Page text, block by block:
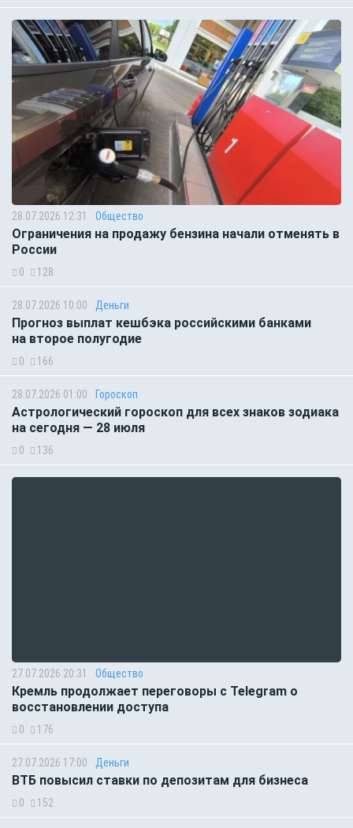
28.07.2026 12:31 Общество
Ограничения на продажу бензина начали отменять в
России
0 128
28.07.2026 10:00 Деньги
Прогноз выплат кешбэка российскими банками
на второе полугодие
0 166
28.07.2026 01:00 Гороскоп
Астрологический гороскоп для всех знаков зодиака
на сегодня — 28 июля
0 136
27.07.2026 20:31 Общество
Кремль продолжает переговоры с Telegram о
восстановлении доступа
0 176
27.07.2026 17:00 Деньги
ВТБ повысил ставки по депозитам для бизнеса
0 152